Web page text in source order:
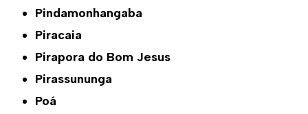
Pindamonhangaba
Piracaia
Pirapora do Bom Jesus
Pirassununga
Poá